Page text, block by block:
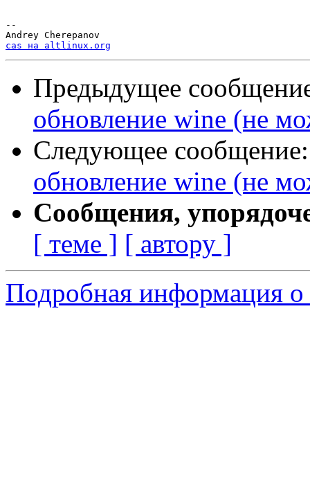
--
cas на altlinux.org
Предыдущее
обновление wine (не
Следующее
обновление wine (не
Сообщения,
[ теме ] [ автору ]
Подробная информация о